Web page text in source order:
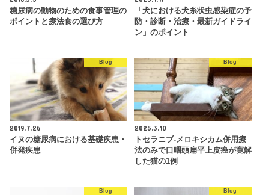
糖尿病の動物のための食事管理の
ポイントと療法食の選び方
「犬における犬糸状虫感染症の予
防・診断・治療・最新ガイドライ
ン」のポイント
Blog
2019.7.26
イヌの糖尿病における基礎疾患・
併発疾患
Blog
2025.3.10
トセラニブ-メロキシカム併用療
法のみで口咽頭扁平上皮癌が寛解
した猫の1例
Blog Blog